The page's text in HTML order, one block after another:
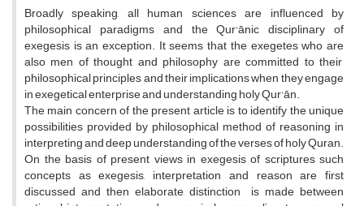
Broadly speaking, all human sciences are influenced by
philosophical paradigms and the Qur'ānic disciplinary of
exegesis is an exception. It seems that the exegetes who are
also men of thought and philosophy are committed to their
philosophical principles and their implications when they engage
in exegetical enterprise and understanding holy Qur'ān.
The main concern of the present article is to identify the unique
possibilities provided by philosophical method of reasoning in
interpreting and deep understanding of the verses of holy Quran.
On the basis of present views in exegesis of scriptures such
concepts as exegesis, interpretation and reason are first
discussed and then elaborate distinction is made between